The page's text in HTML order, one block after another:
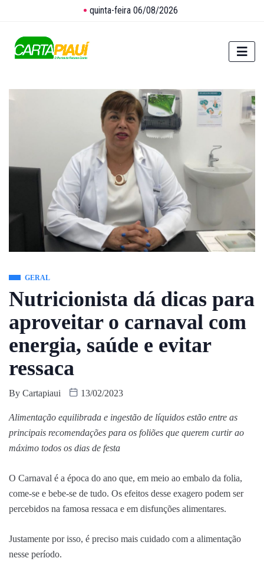
quinta-feira 06/08/2026
GERAL
Nutricionista dá dicas para
aproveitar o carnaval com
energia, saúde e evitar
ressaca
By Cartapiaui 13/02/2023
Alimentação equilibrada e ingestão de líquidos estão entre as
principais recomendações para os foliões que querem curtir ao
máximo todos os dias de festa
O Carnaval é a época do ano que, em meio ao embalo da folia,
come-se e bebe-se de tudo. Os efeitos desse exagero podem ser
percebidos na famosa ressaca e em disfunções alimentares.
Justamente por isso, é preciso mais cuidado com a alimentação
nesse período.